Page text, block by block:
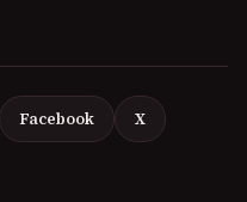
Facebook X